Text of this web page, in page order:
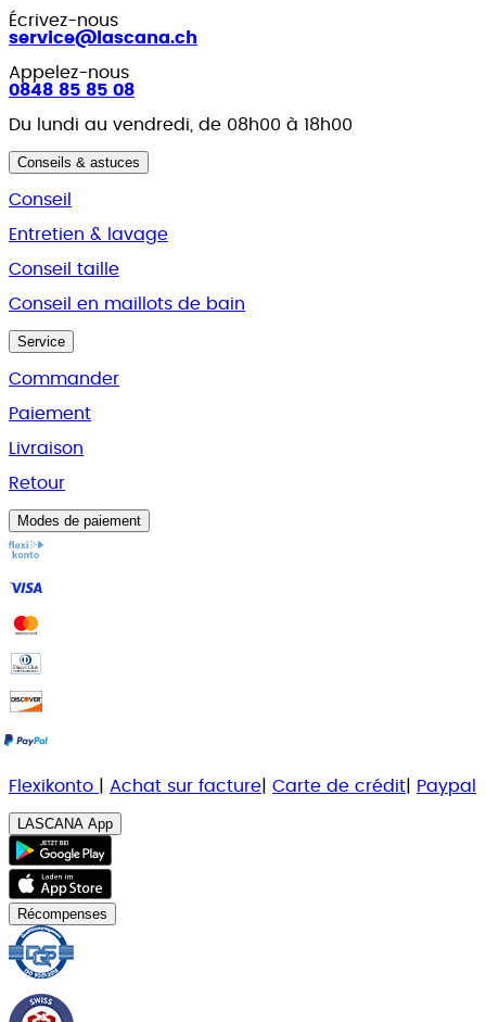
Écrivez-nous
service@lascana.ch
Appelez-nous
0848 85 85 08
Du lundi au vendredi, de 08h00 à 18h00
Conseils & astuces
Conseil
Entretien & lavage
Conseil taille
Conseil en maillots de bain
Service
Commander
Paiement
Livraison
Retour
Modes de paiement
Flexikonto Achat sur facture Carte de crédit Paypal
LASCANA App
Récompenses